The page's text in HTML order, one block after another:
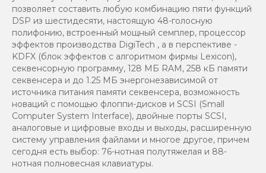
позволяет составить любую комбинацию пяти функций
DSP из шестидесяти, настоящую 48-голосную
полифонию, встроенный мощный семплер, процессор
эффектов производства DigiTech , а в перспективе -
KDFX (блок эффектов с алгоритмом фирмы Lexicon),
секвенсорную программу, 128 МБ RAM, 258 кБ памяти
секвенсера и до 1.25 МБ энергонезависимой от
источника питания памяти секвенсера, возможность
новаций с помощью флоппи-дисков и SCSI (Small
Computer System Interface), двойные порты SCSI,
аналоговые и цифровые входы и выходы, расширенную
систему управления файлами и многое другое, причем
сегодня есть выбор: 76-нотная полутяжелая и 88-
нотная полновесная клавиатуры.